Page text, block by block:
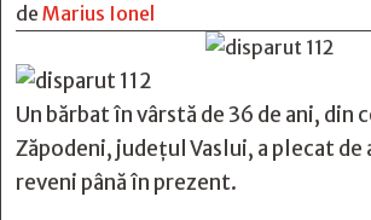
de Marius Ionel
Un bărbat în vârstă de 36 de ani, din
Zăpodeni, județul Vaslui, a plecat de
reveni până în prezent.